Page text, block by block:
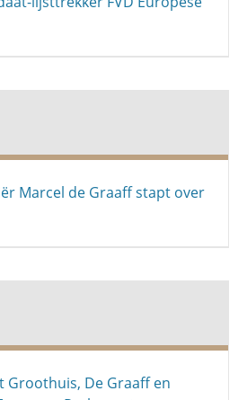
Marcel de Graaff stapt over
Groothuis, De Graaff en